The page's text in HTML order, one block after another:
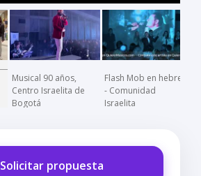
Musical 90 años,
Centro Israelita de
Bogotá
Flash Mob en hebreo
- Comunidad
Israelita
Solicitar propuesta